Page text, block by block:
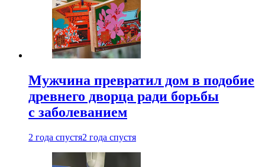
Мужчина превратил дом в подобие
древнего дворца ради борьбы
с заболеванием
2 года спустя2 года спустя